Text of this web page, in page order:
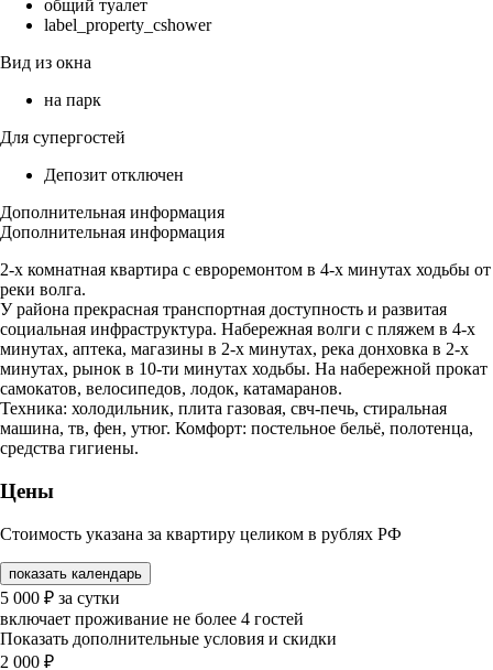
общий туалет
label_property_cshower
Вид из окна
на парк
Для супергостей
Депозит отключен
Дополнительная информация
Дополнительная информация
2-х комнатная квартира с евроремонтом в 4-х минутах ходьбы от
реки волга.
У района прекрасная транспортная доступность и развитая
социальная инфраструктура. Набережная волги с пляжем в 4-х
минутах, аптека, магазины в 2-х минутах, река донховка в 2-х
минутах, рынок в 10-ти минутах ходьбы. На набережной прокат
самокатов, велосипедов, лодок, катамаранов.
Техника: холодильник, плита газовая, свч-печь, стиральная
машина, тв, фен, утюг. Комфорт: постельное бельё, полотенца,
средства гигиены.
Цены
Стоимость указана за квартиру целиком в рублях РФ
показать календарь
5 000 ₽ за сутки
включает проживание не более 4 гостей
Показать дополнительные условия и скидки
2 000 ₽